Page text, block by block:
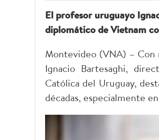
El profesor uruguayo
diplomático de Vietnam
Montevideo (VNA) –
Ignacio Bartesaghi,
Católica del Uruguay,
décadas, especialmente